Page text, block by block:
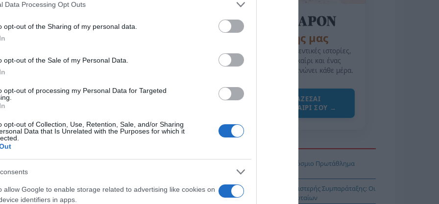
Data Processing Opt Outs
opt-out of the Sharing of my personal data.
opt-out of the Sale of my Personal Data.
opt-out of processing my Personal Data for Targeted
opt-out of Collection, Use, Retention, Sale, and/or Sharing
Data that Is Unrelated with the Purposes for which it
allow Google to enable storage related to advertising like cookies on
identifiers in apps.
από αναπεμπτική απόφαση του υπουργείου, με τον
τον έλεγχο νομιμότητας της Υπουργού και νεότερες
της θητείας της παρούσας πρυτανικής αρχής, για το
ποια αιτιολογία γίνονται και εάν στη συνέχεια
μεγάλη σημασία, καθώς προέρχονται από τους πολιτικούς
Κουτούζη στις πρυτανικές εκλογές. Δεν συνηθίζεται να
αφορμή ένα θέμα εκλογής μέλους ΔΕΠ. Για το θέμα έχει
φορέας των μελών ΔΕΠ στα ΑΕΙ, γεγονός που αυξάνει την
πάνω του, οχυρώνεται πλέον πίσω από το
όμως, ζητά να ανατραπούν οι επτά ψήφοι των μελών του
κατέθεσε αίτηση στον πρύτανη να ανακαλέσει την απόφασή
Σοφίας Ζαχαράκη, η οποία παρακολουθεί στενά την
ελαττώματα της εισήγησης της νομικής συμβούλου,
σε αξιολογική ιεράρχηση των ισχυρισμών των μελών του
τα προσόντα του υποψηφίου. Το βασικό ζήτημα που τίθεται
του πρύτανη, ο οποίος αδυνατεί εξ ορισμού να
σχετικά με την κάλυψη των προσόντων. Πολλώ δε μάλλον
επί του θέματος επιστήμονες.
της Ζωής μας
Οι άνθρωποι, οι αυθεντικές ιστορίες,
το ελληνικό καλοκαίρι και ένας
πολιτισμός που μας ενώνει κάθε μέρα.
ΌΣΑ ΧΡΕΙΆΖΕΣΑΙ
ΓΙΑ ΤΟ ΚΑΛΟΚΑΊΡΙ ΣΟΥ →
Ιππασία – Η Ελλάδα στο Παγκόσμιο Πρωτάθλημα
Ιππασίας!
Ανακοίνωση της Ελληνικής Αριστερής Συμπαράταξης: Οι
«άριστοι» τελευταίοι των τελευταίων